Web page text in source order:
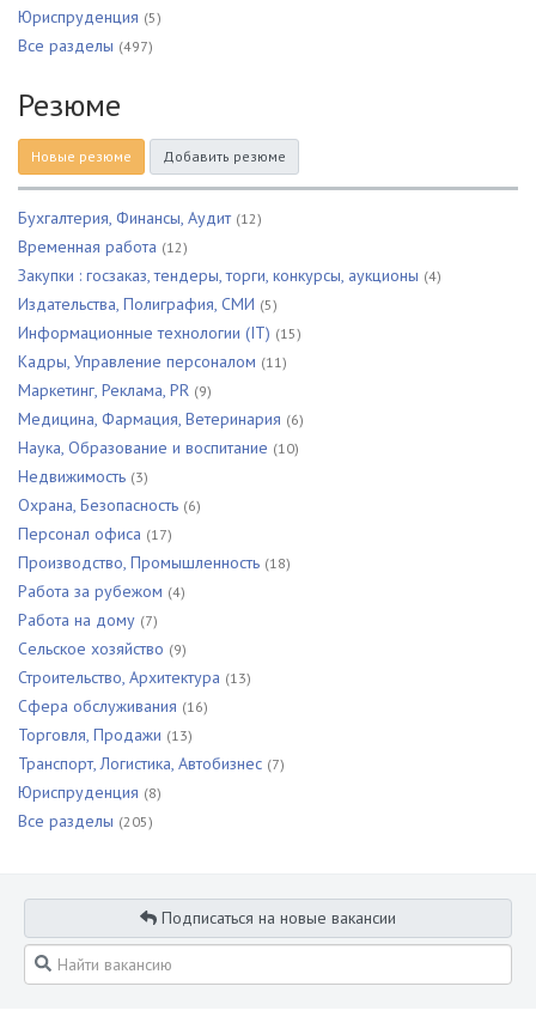
Юриспруденция (5)
Все разделы (497)
Резюме
Новые резюме Добавить резюме
Бухгалтерия, Финансы, Аудит (12)
Временная работа (12)
Закупки : госзаказ, тендеры, торги, конкурсы, аукционы (4)
Издательства, Полиграфия, СМИ (5)
Информационные технологии (IT) (15)
Кадры, Управление персоналом (11)
Маркетинг, Реклама, PR (9)
Медицина, Фармация, Ветеринария (6)
Наука, Образование и воспитание (10)
Недвижимость (3)
Охрана, Безопасность (6)
Персонал офиса (17)
Производство, Промышленность (18)
Работа за рубежом (4)
Работа на дому (7)
Сельское хозяйство (9)
Строительство, Архитектура (13)
Сфера обслуживания (16)
Торговля, Продажи (13)
Транспорт, Логистика, Автобизнес (7)
Юриспруденция (8)
Все разделы (205)
Подписаться на новые вакансии